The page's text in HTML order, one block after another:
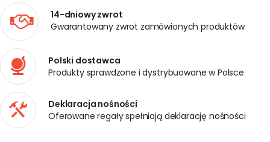
14-dniowy zwrot
Gwarantowany zwrot zamówionych produktów
Polski dostawca
Produkty sprawdzone i dystrybuowane w Polsce
Deklaracja nośności
Oferowane regały spełniają deklarację nośności